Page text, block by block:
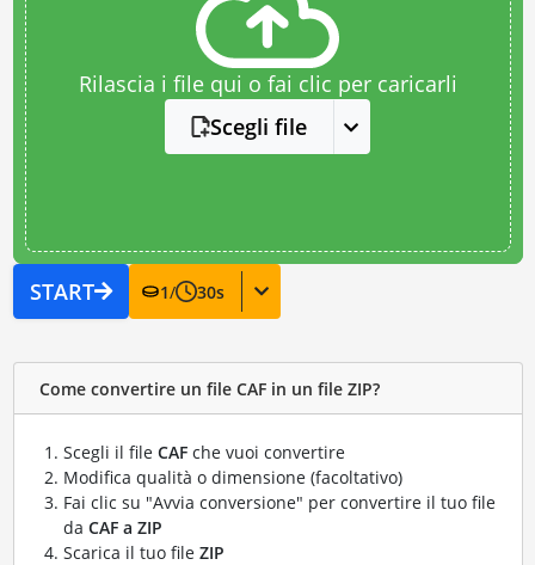
Rilascia i file qui o fai clic per caricarli
Scegli file
START 1/ 30s
Come convertire un file CAF in un file ZIP?
Scegli il file CAFche vuoi convertire
Modifica qualità o dimensione (facoltativo)
Fai clic su "Avvia conversione" per convertire il tuo file
da CAF a ZIP
Scarica il tuo file ZIP